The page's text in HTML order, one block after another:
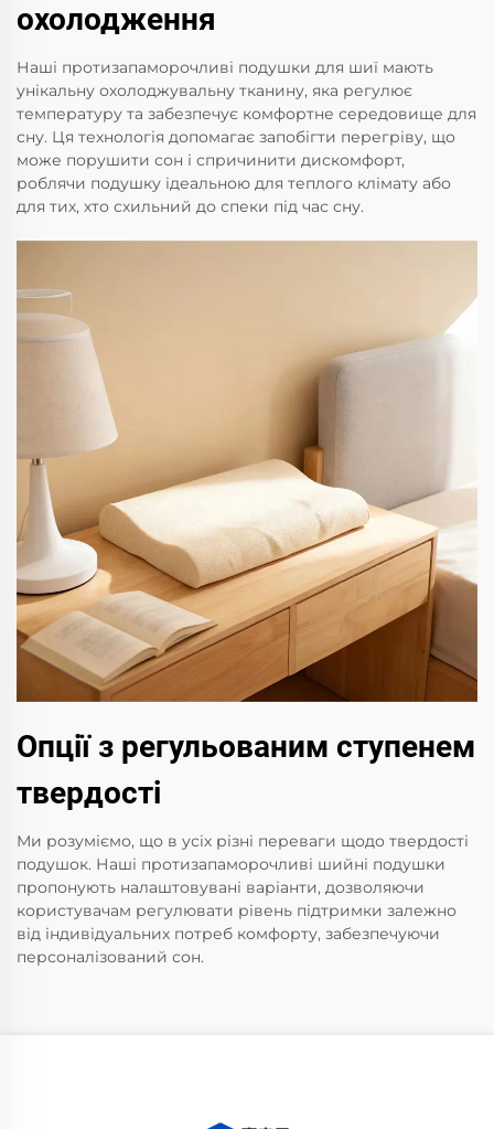
охолодження
Наші протизапаморочливі подушки для шиї мають
унікальну охолоджувальну тканину, яка регулює
температуру та забезпечує комфортне середовище для
сну. Ця технологія допомагає запобігти перегріву, що
може порушити сон і спричинити дискомфорт,
роблячи подушку ідеальною для теплого клімату або
для тих, хто схильний до спеки під час сну.
Опції з регульованим ступенем
твердості
Ми розуміємо, що в усіх різні переваги щодо твердості
подушок. Наші протизапаморочливі шийні подушки
пропонують налаштовувані варіанти, дозволяючи
користувачам регулювати рівень підтримки залежно
від індивідуальних потреб комфорту, забезпечуючи
персоналізований сон.